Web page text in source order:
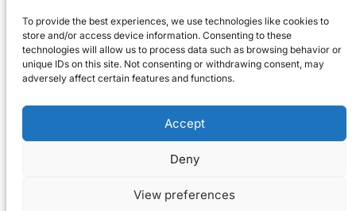
To provide the best experiences, we use technologies like cookies to
store and/or access device information. Consenting to these
technologies will allow us to process data such as browsing behavior or
unique IDs on this site. Not consenting or withdrawing consent, may
adversely affect certain features and functions.
Accept
Deny
View preferences